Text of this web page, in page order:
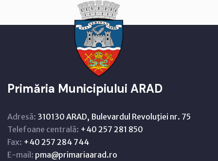
Primăria Municipiului ARAD
Adresă: 310130 ARAD, Bulevardul Revoluţiei nr. 75
Telefoane centrală: +40 257 281 850
Fax: +40 257 284 744
E-mail: pma@primariaarad.ro